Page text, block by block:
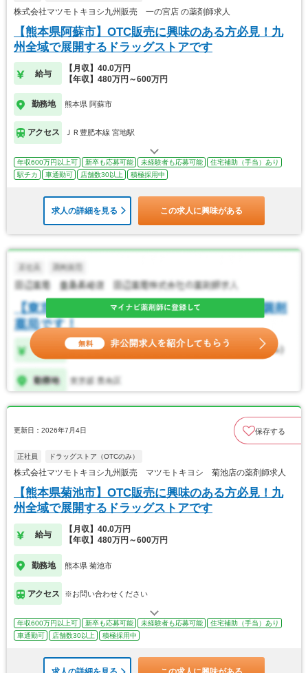
株式会社マツモトキヨシ九州販売 一の宮店 の薬剤師求人
【熊本県阿蘇市】OTC販売に興味のある方必見！九
州全域で展開するドラッグストアです
給与
【月収】40.0万円
【年収】480万円～600万円
勤務地 熊本県 阿蘇市
アクセス ＪＲ豊肥本線 宮地駅
年収600万円以上可 新卒も応募可能 未経験者も応募可能
住宅補助（手当）あり
駅チカ
車通勤可 店舗数30以上 積極採用中
求人の詳細を見る この求人に興味がある
更新日：2026年7月4日 保存する
正社員 ドラッグストア（OTCのみ）
株式会社マツモトキヨシ九州販売 マツモトキヨシ 菊池店の薬剤師求人
【熊本県菊池市】OTC販売に興味のある方必見！九
州全域で展開するドラッグストアです
給与
【月収】40.0万円
【年収】480万円～600万円
勤務地 熊本県 菊池市
アクセス ※お問い合わせください
年収600万円以上可 新卒も応募可能 未経験者も応募可能
住宅補助（手当）あり
車通勤可
店舗数30以上 積極採用中